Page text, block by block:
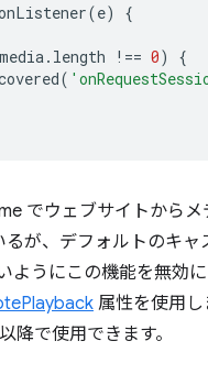
(e)
{
media. length !== 0)
{
(
でウェブサイトからメ
が、デフォルトのキャ
ようにこの機能を無効
属性を使用
降で使用できます。